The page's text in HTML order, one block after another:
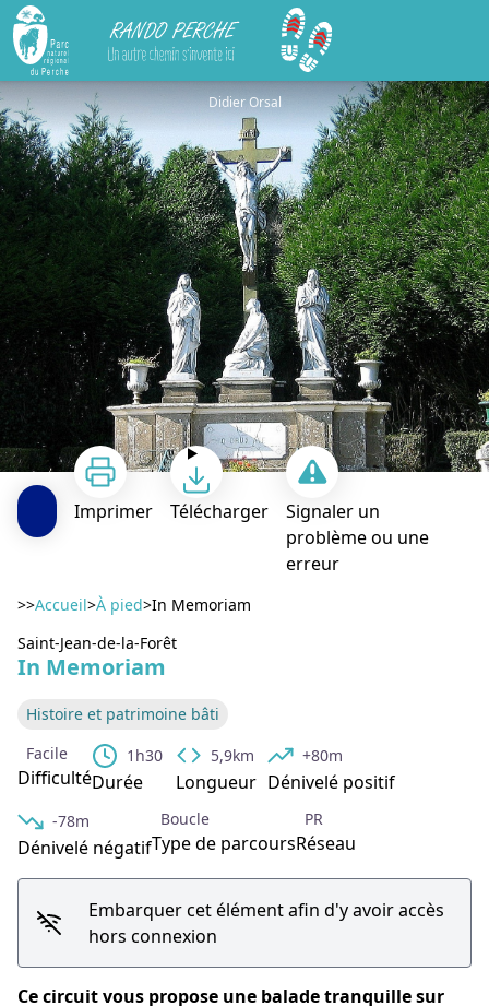
Rando Perche
In Memoriam Didier Orsal
Imprimer Télécharger
Signaler un
problème ou une
erreur
>>Accueil>À pied>In Memoriam
Saint-Jean-de-la-Forêt
In Memoriam
Histoire et patrimoine bâti
Facile
Difficulté
1h30
Durée
5,9km
Longueur
+80m
Dénivelé positif
-78m
Dénivelé négatif
Boucle
Type de parcours
PR
Réseau
Embarquer cet élément afin d'y avoir accès
hors connexion
Ce circuit vous propose une balade tranquille sur